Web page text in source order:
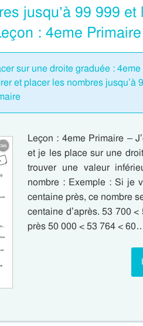
jusqu’à 99 999
: 4eme
sur une droite graduée :
et placer les nombres jusqu’à
Leçon : 4eme Primaire –
et je les place sur une
trouver une valeur
nombre : Exemple : Si je
centaine près, ce nombre
centaine d’après. 53 700
près 50 000 < 53 764 <